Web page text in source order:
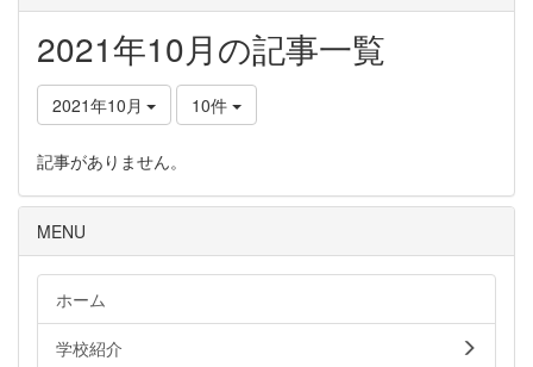
2021年10月の記事一覧
2021年10月 10件
記事がありません。
MENU
ホーム
学校紹介